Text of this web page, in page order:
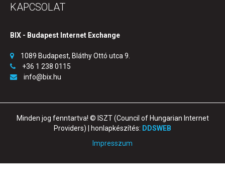
KAPCSOLAT
BIX - Budapest Internet Exchange
1089 Budapest, Bláthy Ottó utca 9.
+36 1 238 0115
info@bix.hu
Minden jog fenntartva! © ISZT (Council of Hungarian Internet
Providers) | honlapkészítés: DDSWEB
Impresszum